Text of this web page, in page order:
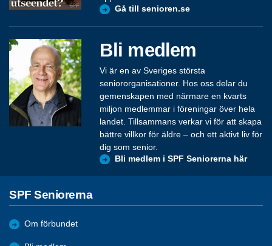
Gå till senioren.se
Bli medlem
Vi är en av Sveriges största
seniororganisationer. Hos oss delar du
gemenskapen med närmare en kvarts
miljon medlemmar i föreningar över hela
landet. Tillsammans verkar vi för att skapa
bättre villkor för äldre – och ett aktivt liv för
dig som senior.
Bli medlem i SPF Seniorerna här
SPF Seniorerna
Om förbundet